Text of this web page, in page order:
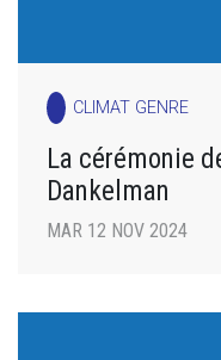
CLIMAT GENRE
La cérémonie
Dankelman
MAR 12 NOV 2024